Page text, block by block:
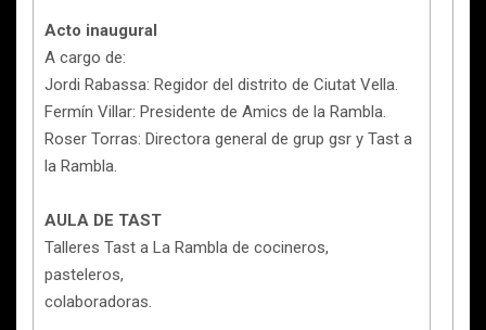
Acto inaugural
A cargo de:
Jordi Rabassa: Regidor del distrito de Ciutat Vella.
Fermín Villar: Presidente de Amics de la Rambla.
Roser Torras: Directora general de grup gsr y Tast a
la Rambla.
AULA DE TAST
Talleres Tast a La Rambla de cocineros,
pasteleros,
colaboradoras.